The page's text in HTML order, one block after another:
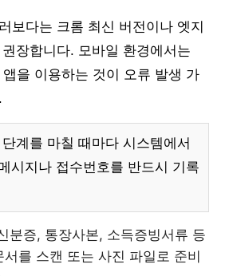
보다는 크롬 최신 버전이나 엣지
장합니다. 모바일 환경에서는
을 이용하는 것이 오류 발생 가
단계를 마칠 때마다 시스템에서
시지나 접수번호를 반드시 기록
분증, 통장사본, 소득증빙서류 등
서를 스캔 또는 사진 파일로 준비